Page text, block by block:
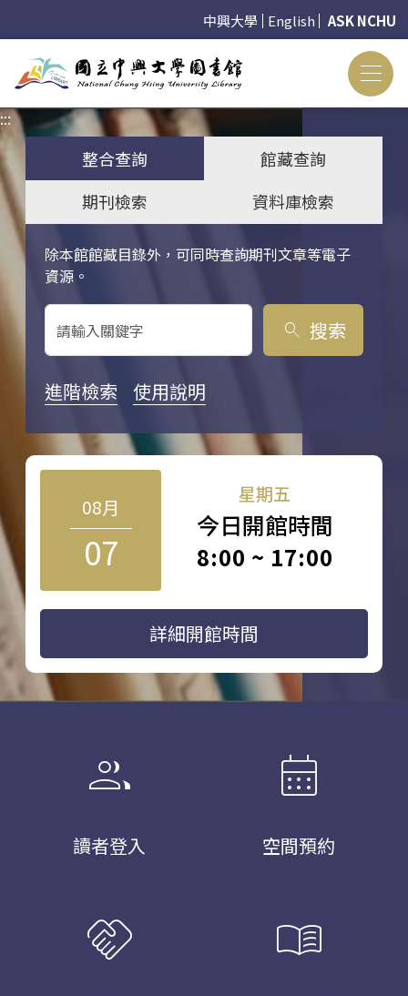
中興大學 English ASK NCHU
:::
整合查詢
館藏查詢
期刊檢索
資料庫檢索
除本館館藏目錄外，可同時查詢期刊文章等電子
資源。
關鍵字搜尋
search 搜索
進階檢索 使用說明
08月
07
星期五
今日開館時間
8:00 ~ 17:00
詳細開館時間
group
讀者登入
calendar_month
空間預約
handshake menu_book